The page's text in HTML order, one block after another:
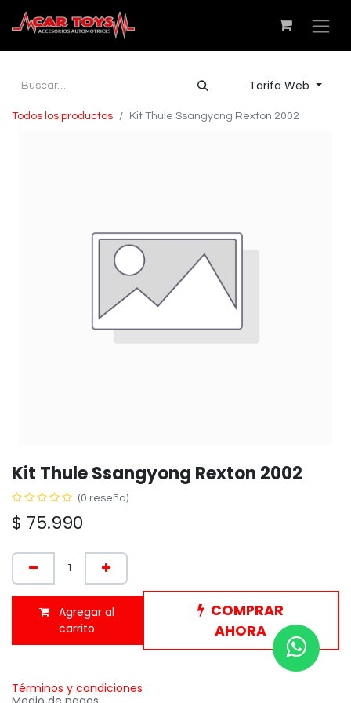
Tarifa Web
Todos los productos Kit Thule Ssangyong Rexton 2002
Kit Thule Ssangyong Rexton 2002
(0 reseña)
$ 75.990
Agregar al
carrito
COMPRAR
AHORA
Términos y condiciones